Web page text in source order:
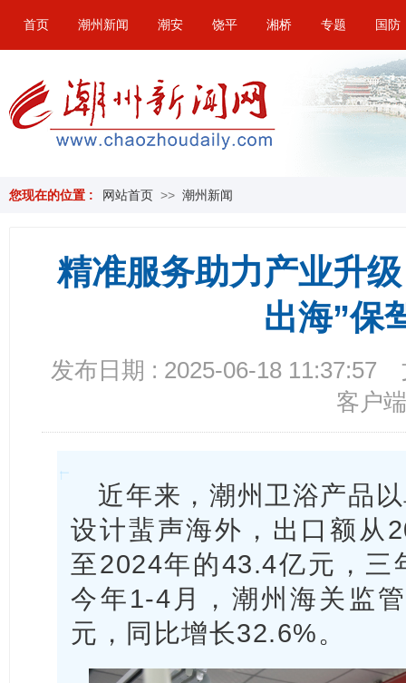
首页 潮州新闻 潮安 饶平 湘桥 专题 国防
您现在的位置 : 网站首页 >> 潮州新闻
精准服务助力产业升
出海”保
发布日期 : 2025-06-18 11:37:57
客户端
近年来，潮州卫浴产品
设计蜚声海外，出口额从
至2024年的43.4亿元，三
今年1-4月，潮州海关监
元，同比增长32.6%。